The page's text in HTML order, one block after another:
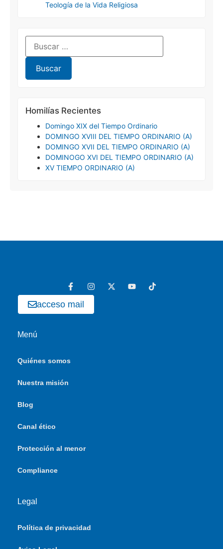
Teología de la Vida Religiosa
Homilías Recientes
Domingo XIX del Tiempo Ordinario
DOMINGO XVIII DEL TIEMPO ORDINARIO (A)
DOMINGO XVII DEL TIEMPO ORDINARIO (A)
DOMINOGO XVI DEL TIEMPO ORDINARIO (A)
XV TIEMPO ORDINARIO (A)
acceso mail
Menú
Quiénes somos
Nuestra misión
Blog
Canal ético
Protección al menor
Compliance
Legal
Política de privacidad